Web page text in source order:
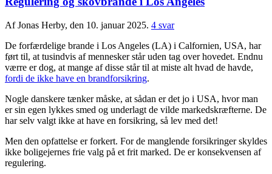
Af Jonas Herby, den 10. januar 2025. 4 svar
De forfærdelige brande i Los Angeles (LA) i Calfornien, USA, har
ført til, at tusindvis af mennesker står uden tag over hovedet. Endnu
værre er dog, at mange af disse står til at miste alt hvad de havde,
fordi de ikke have en brandforsikring.
Nogle danskere tænker måske, at sådan er det jo i USA, hvor man
er sin egen lykkes smed og underlagt de vilde markedskræfterne. De
har selv valgt ikke at have en forsikring, så lev med det!
Men den opfattelse er forkert. For de manglende forsikringer skyldes
ikke boligejernes frie valg på et frit marked. De er konsekvensen af
regulering.